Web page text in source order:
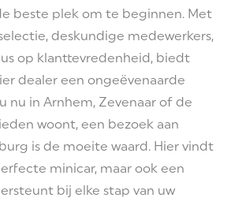
beste plek om te beginnen. Met
deskundige medewerkers,
op klanttevredenheid, biedt
dealer een ongeëvenaarde
nu in Arnhem, Zevenaar of de
woont, een bezoek aan
is de moeite waard. Hier vindt
minicar, maar ook een
bij elke stap van uw